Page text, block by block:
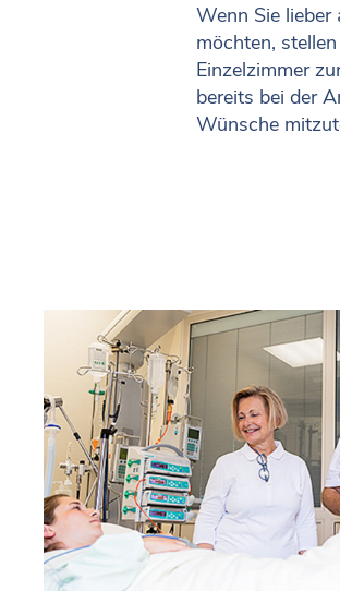
Wenn Sie lieber
möchten,
Einzelzimmer
bereits bei der
Wünsche